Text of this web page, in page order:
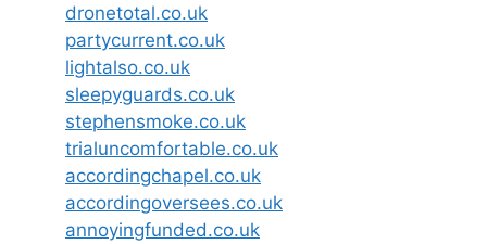
dronetotal.co.uk
partycurrent.co.uk
lightalso.co.uk
sleepyguards.co.uk
stephensmoke.co.uk
trialuncomfortable.co.uk
accordingchapel.co.uk
accordingoversees.co.uk
annoyingfunded.co.uk